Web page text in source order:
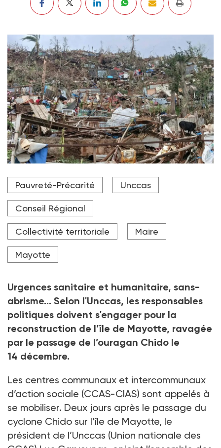
48 heures après le passage du cyclone Chido sur l'île
de Mayotte, les collectivités locales métropolitaines
Crédit photo DR
Pauvreté-Précarité Unccas
Conseil Régional
Collectivité territoriale Maire
Mayotte
Urgences sanitaire et humanitaire, sans-
abrisme… Selon l'Unccas, les responsables
politiques doivent s'engager pour la
reconstruction de l’île de Mayotte, ravagée
par le passage de l’ouragan Chido le
14 décembre.
Les centres communaux et intercommunaux
d’action sociale (CCAS-CIAS) sont appelés à
se mobiliser. Deux jours après le passage du
cyclone Chido sur l’île de Mayotte, le
président de l’Unccas (Union nationale des